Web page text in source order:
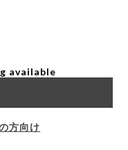
available
方向け